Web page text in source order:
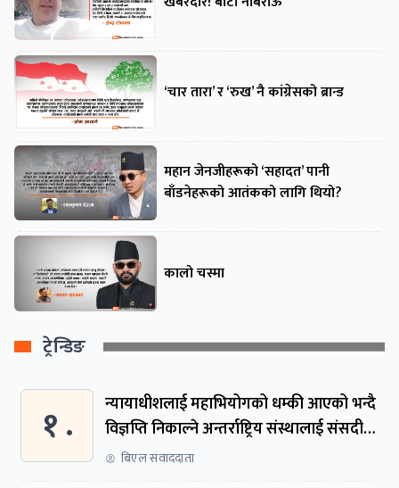
‘चार तारा’ र ‘रुख’ नै कांग्रेसको ब्रान्ड
महान जेनजीहरूको ‘सहादत’ पानी
बाँडनेहरूको आतंकको लागि थियो?
कालो चस्मा
ट्रेन्डिङ
१ .
न्यायाधीशलाई महाभियोगको धम्की आएको भन्दै
विज्ञप्ति निकाल्ने अन्तर्राष्ट्रिय संस्थालाई संसदीय
समितिमा बोलाइयो
बिएल संवाददाता